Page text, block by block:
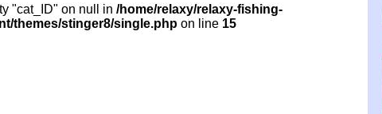
"cat_ID" on null in /home/relaxy/relaxy-fishing-
themes/stinger8/single.php on line 15